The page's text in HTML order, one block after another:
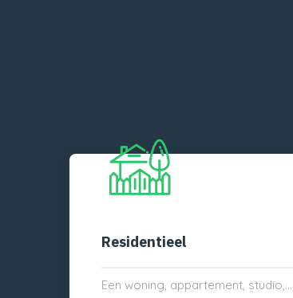
Residentieel
Een woning, appartement,